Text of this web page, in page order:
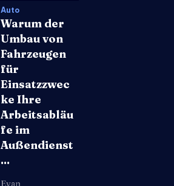
Auto
Warum der
Umbau von
Fahrzeugen
für
Einsatzzwec
ke Ihre
Arbeitsabläu
fe im
Außendienst
...
Evan